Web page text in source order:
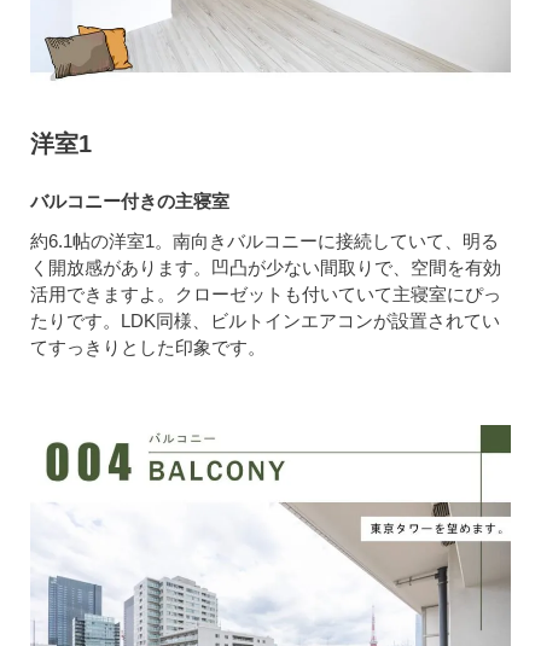
洋室1
バルコニー付きの主寝室
約6.1帖の洋室1。南向きバルコニーに接続していて、明る
く開放感があります。凹凸が少ない間取りで、空間を有効
活用できますよ。クローゼットも付いていて主寝室にぴっ
たりです。LDK同様、ビルトインエアコンが設置されてい
てすっきりとした印象です。